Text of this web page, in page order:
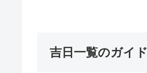
吉日一覧のガイド